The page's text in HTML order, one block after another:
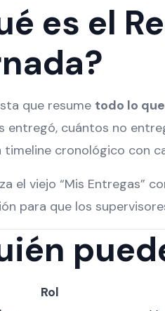
es el
que resume todo lo
entregó, cuántos no
timeline cronológico con
el viejo “Mis Entregas”
para que los
Rol